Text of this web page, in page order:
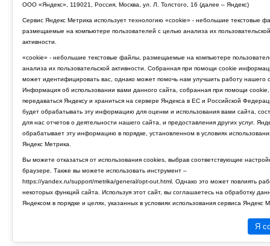
ООО «Яндекс», 119021, Россия, Москва, ул. Л. Толстого, 16 (далее – Яндекс)
Сервис Яндекс Метрика использует технологию «cookie» - небольшие текстовые
размещаемые на компьютере пользователей с целью анализа их пользовательской
активности.
«cookie» - небольшие текстовые файлы, размещаемые на компьютере
анализа их пользовательской активности. Собранная при помощи cookie
может идентифицировать вас, однако может помочь нам улучшить работу нашего
Информация об использовании вами данного сайта, собранная при помощи cookie,
передаваться Яндексу и храниться на сервере Яндекса в ЕС и Российской
будет обрабатывать эту информацию для оценки и использования вами сайта,
для нас отчетов о деятельности нашего сайта, и предоставления других услуг.
обрабатывает эту информацию в порядке, установленном в условиях
Яндекс Метрика.
Вы можете отказаться от использования cookies, выбрав соответствующие
браузере. Также вы можете использовать инструмент –
https://yandex.ru/support/metrika/general/opt-out.html. Однако это может повлиять
некоторых функций сайта. Используя этот сайт, вы соглашаетесь на обработку
Яндексом в порядке и целях, указанных в условиях использования сервиса Яндекс
Я